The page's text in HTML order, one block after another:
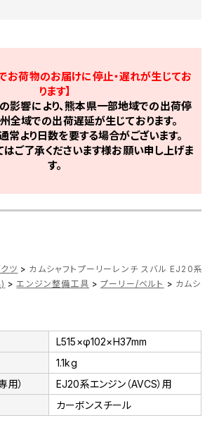
お荷物のお届けに停止・遅れが生じてお
ります】
影響により、熊本県一部地域での出荷停
全域での出荷遅延が生じております。
常より日数を要する場合がございます。
はご了承くださいます様お願い申し上げま
す。
ツ > カムシャフトプーリーレンチ スバル EJ20系
> エンジン整備工具 > プーリー/ベルト > カムシ
L515×φ102×H37mm
1.1kg
用）
EJ20系エンジン（AVCS）用
カーボンスチール